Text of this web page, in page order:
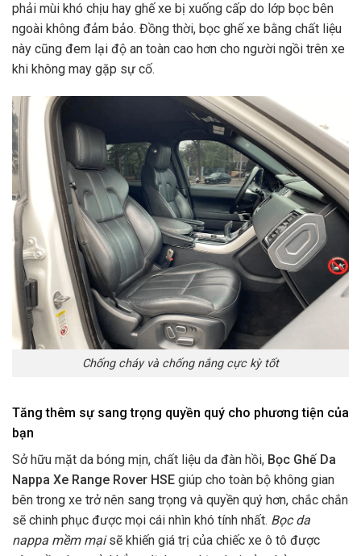
phải mùi khó chịu hay ghế xe bị xuống cấp do lớp bọc bên
ngoài không đảm bảo. Đồng thời, bọc ghế xe bằng chất liệu
này cũng đem lại độ an toàn cao hơn cho người ngồi trên xe
khi không may gặp sự cố.
Chống cháy và chống nắng cực kỳ tốt
Tăng thêm sự sang trọng quyền quý cho phương tiện của
bạn
Sở hữu mặt da bóng mịn, chất liệu da đàn hồi, Bọc Ghế Da
Nappa Xe Range Rover HSE giúp cho toàn bộ không gian
bên trong xe trở nên sang trọng và quyền quý hơn, chắc chắn
sẽ chinh phục được mọi cái nhìn khó tính nhất. Bọc da
nappa mềm mạisẽ khiến giá trị của chiếc xe ô tô được